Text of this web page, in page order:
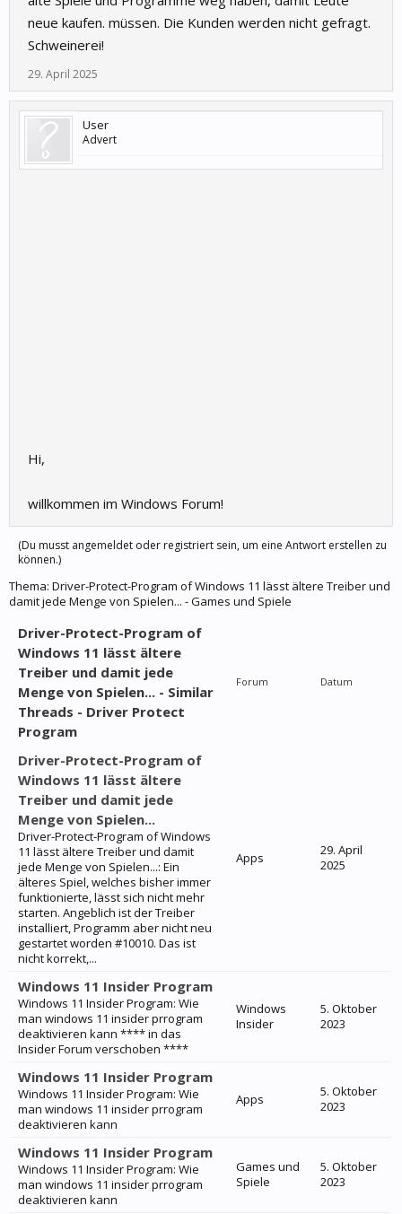
neue kaufen. müssen. Die Kunden werden nicht gefragt.
Schweinerei!
29. April 2025
User
Advert
Hi,
willkommen im Windows Forum!
(Du musst angemeldet oder registriert sein, um eine Antwort erstellen zu
können.)
Thema: Driver-Protect-Program of Windows 11 lässt ältere Treiber und
damit jede Menge von Spielen... - Games und Spiele
Driver-Protect-Program of
Windows 11 lässt ältere
Treiber und damit jede
Menge von Spielen... - Similar
Threads - Driver Protect
Program
Forum Datum
Driver-Protect-Program of
Windows 11 lässt ältere
Treiber und damit jede
Menge von Spielen...
Driver-Protect-Program of Windows
11 lässt ältere Treiber und damit
jede Menge von Spielen...: Ein
älteres Spiel, welches bisher immer
funktionierte, lässt sich nicht mehr
starten. Angeblich ist der Treiber
installiert, Programm aber nicht neu
gestartet worden #10010. Das ist
nicht korrekt,...
Apps
29. April
2025
Windows 11 Insider Program
Windows 11 Insider Program: Wie
man windows 11 insider prrogram
deaktivieren kann **** in das
Insider Forum verschoben ****
Windows
Insider
5. Oktober
2023
Windows 11 Insider Program
Windows 11 Insider Program: Wie
man windows 11 insider prrogram
deaktivieren kann
Apps
5. Oktober
2023
Windows 11 Insider Program
Windows 11 Insider Program: Wie
man windows 11 insider prrogram
deaktivieren kann
Games und
Spiele
5. Oktober
2023